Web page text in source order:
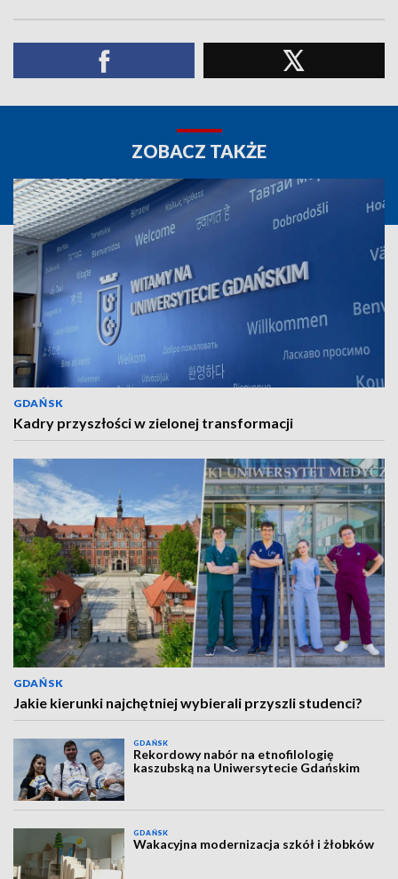
ZOBACZ TAKŻE
GDAŃSK
Kadry przyszłości w zielonej transformacji
GDAŃSK
Jakie kierunki najchętniej wybierali przyszli studenci?
GDAŃSK
Rekordowy nabór na etnofilologię
kaszubską na Uniwersytecie Gdańskim
GDAŃSK
Wakacyjna modernizacja szkół i żłobków